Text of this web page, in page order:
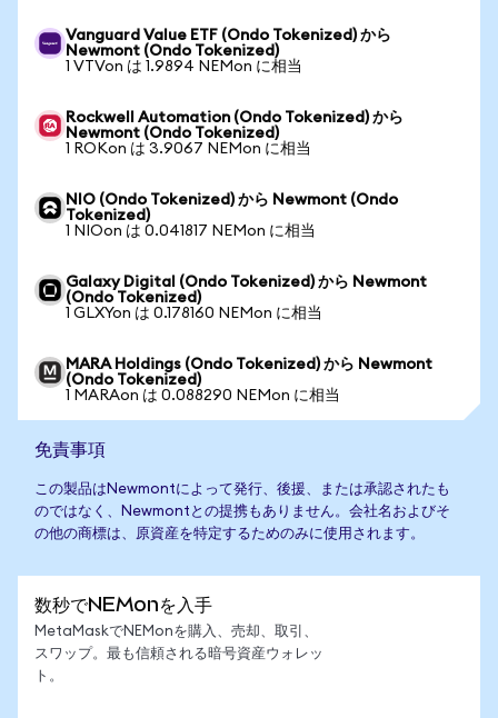
Vanguard Value ETF (Ondo Tokenized) から
Newmont (Ondo Tokenized)
1 VTVon は 1.9894 NEMon に相当
Rockwell Automation (Ondo Tokenized) から
Newmont (Ondo Tokenized)
1 ROKon は 3.9067 NEMon に相当
NIO (Ondo Tokenized) から Newmont (Ondo
Tokenized)
1 NIOon は 0.041817 NEMon に相当
Galaxy Digital (Ondo Tokenized) から Newmont
(Ondo Tokenized)
1 GLXYon は 0.178160 NEMon に相当
MARA Holdings (Ondo Tokenized) から Newmont
(Ondo Tokenized)
1 MARAon は 0.088290 NEMon に相当
免責事項
この製品はNewmontによって発行、後援、または承認されたも
のではなく、Newmontとの提携もありません。会社名およびそ
の他の商標は、原資産を特定するためのみに使用されます。
数秒でNEMonを入手
MetaMaskでNEMonを購入、売却、取引、
スワップ。最も信頼される暗号資産ウォレッ
ト。